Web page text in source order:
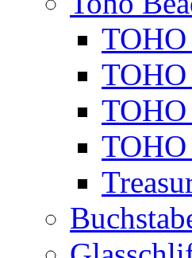
TOHO
TOHO
TOHO
TOHO